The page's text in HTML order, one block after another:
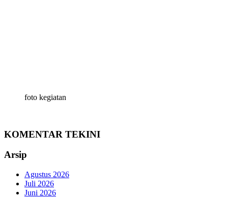
foto kegiatan
KOMENTAR TEKINI
Arsip
Agustus 2026
Juli 2026
Juni 2026